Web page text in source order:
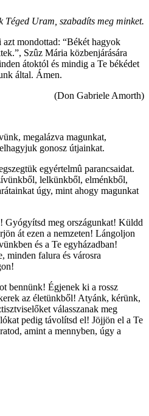
Téged Uram, szabadíts meg minket.
mondottad: “Békét hagyok
Szûz Mária közbenjárására
átoktól és mindig a Te békédet
által. Ámen.
(Don Gabriele Amorth)
megalázva magunkat,
gonosz útjainkat.
egyértelmû parancsaidat.
lelkünkből, elménkből,
úgy, mint ahogy magunkat
Gyógyítsd meg országunkat! Küldd
át ezen a nemzeten! Lángoljon
és a Te egyházadban!
minden falura és városra
bennünk! Égjenek ki a rossz
az életünkből! Atyánk, kérünk,
válasszanak meg
pedig távolítsd el! Jöjjön el a Te
amint a mennyben, úgy a